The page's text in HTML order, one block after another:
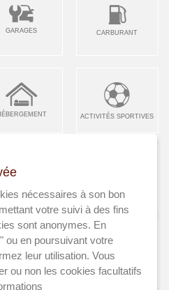
GARAGES CARBURANT
ACTIVITÉS SPORTIVES
CAFÉS ENFANCE JEUNESSE
SANTÉ AGRICULTEURS
nécessaires à son bon
votre suivi à des fins
sont anonymes. En
ou en poursuivant votre
leur utilisation. Vous
ou non les cookies facultatifs